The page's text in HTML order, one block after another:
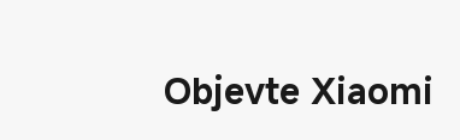
Objevte Xiaomi